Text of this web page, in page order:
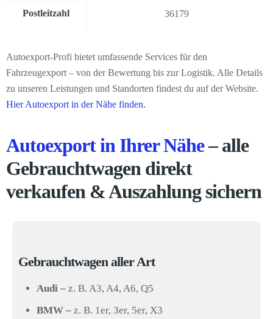
Postleitzahl 36179
Autoexport-Profi bietet umfassende Services für den
Fahrzeugexport – von der Bewertung bis zur Logistik. Alle Details
zu unseren Leistungen und Standorten findest du auf der Website.
Hier Autoexport in der Nähe finden.
Autoexport in Ihrer Nähe– alle
Gebrauchtwagen direkt
verkaufen & Auszahlung sichern
Gebrauchtwagen aller Art
Audi – z. B. A3, A4, A6, Q5
BMW – z. B. 1er, 3er, 5er, X3